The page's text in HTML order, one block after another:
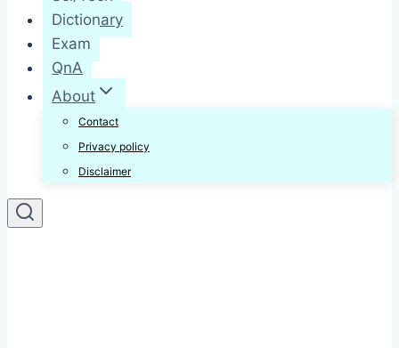
Dictionary
Exam
QnA
About
Contact
Privacy policy
Disclaimer